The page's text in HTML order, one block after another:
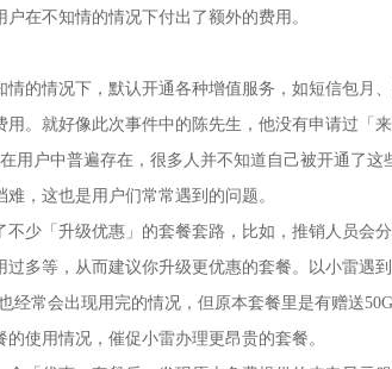
在不知情的情况下付出了额外的费用。
情的情况下，默认开通各种增值服务，如短信包月
用。就好像此次事件中的陈先生，他没有申请过「
用户中普遍存在，很多人并不知道自己被开通了这
，这也是用户们常常遇到的问题。
少「升级优惠」的套餐套路，比如，推销人员会
多等，从而建议你升级更优惠的套餐。以小雷遇
经常会出现用完的情况，但原本套餐里是有赠送
使用情况，催促小雷办理更昂贵的套餐。